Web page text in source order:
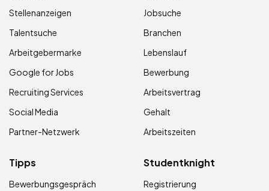
Stellenanzeigen
Talentsuche
Arbeitgebermarke
Google for Jobs
Recruiting Services
Social Media
Partner-Netzwerk
Jobsuche
Branchen
Lebenslauf
Bewerbung
Arbeitsvertrag
Gehalt
Arbeitszeiten
Tipps
Bewerbungsgespräch
Studentknight
Registrierung